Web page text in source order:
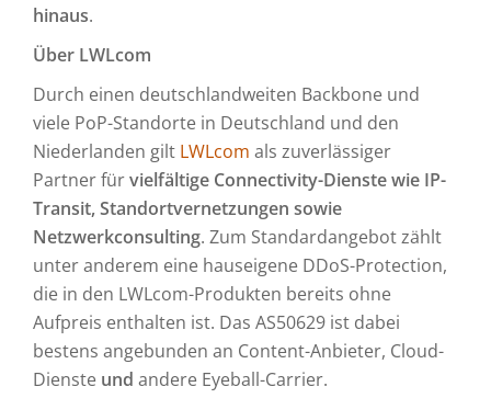
hinaus.
Über LWLcom
Durch einen deutschlandweiten Backbone und
viele PoP-Standorte in Deutschland und den
Niederlanden gilt LWLcom als zuverlässiger
Partner fürvielfältige Connectivity-Dienste wie IP-
Transit, Standortvernetzungen sowie
Netzwerkconsulting. Zum Standardangebot zählt
unter anderem eine hauseigene DDoS-Protection,
die in den LWLcom-Produkten bereits ohne
Aufpreis enthalten ist. Das AS50629 ist dabei
bestens angebunden an Content-Anbieter, Cloud-
Dienste und andere Eyeball-Carrier.